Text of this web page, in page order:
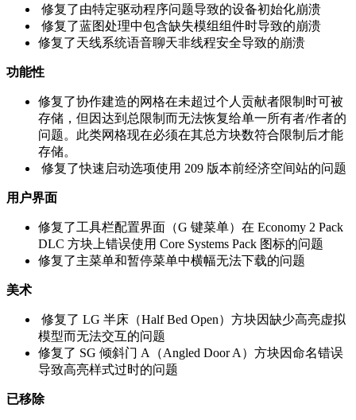
修复了由特定驱动程序问题导致的设备初始化崩溃
修复了蓝图处理中包含缺失模组组件时导致的崩溃
修复了天线系统语音聊天非线程安全导致的崩溃
功能性
修复了协作建造的网格在未超过个人贡献者限制时可被
存储，但因达到总限制而无法恢复给单一所有者/作者的
问题。此类网格现在必须在其总方块数符合限制后才能
存储。
修复了快速启动选项使用 209 版本前经济空间站的问题
用户界面
修复了工具栏配置界面（G 键菜单）在 Economy 2 Pack
DLC 方块上错误使用 Core Systems Pack 图标的问题
修复了主菜单和暂停菜单中横幅无法下载的问题
美术
修复了 LG 半床（Half Bed Open）方块因缺少高亮虚拟
模型而无法交互的问题
修复了 SG 倾斜门 A（Angled Door A）方块因命名错误
导致高亮样式过时的问题
已移除